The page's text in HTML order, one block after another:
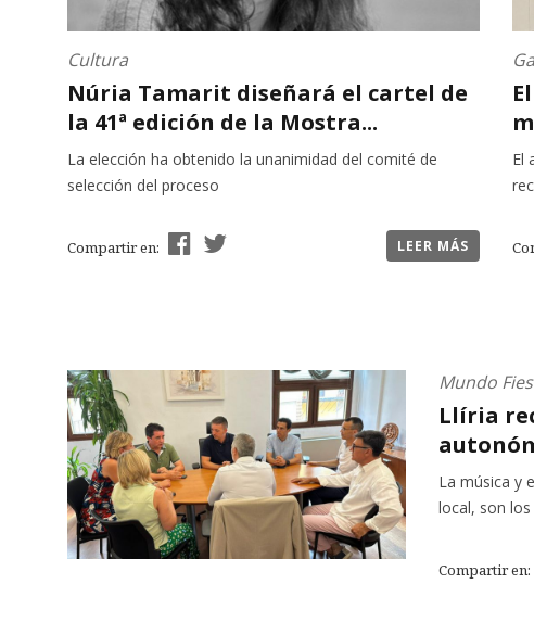
Cultura
Núria Tamarit diseñará el cartel de
la 41ª edición de la Mostra...
La elección ha obtenido la unanimidad del comité de
selección del proceso
Compartir en: LEER MÁS
El
Mundo
Llíria
La música y
local, son
Compartir en: